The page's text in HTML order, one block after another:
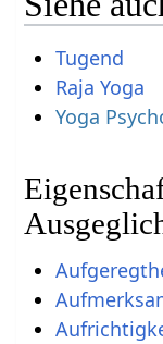
Tugend
Raja Yoga
Yoga